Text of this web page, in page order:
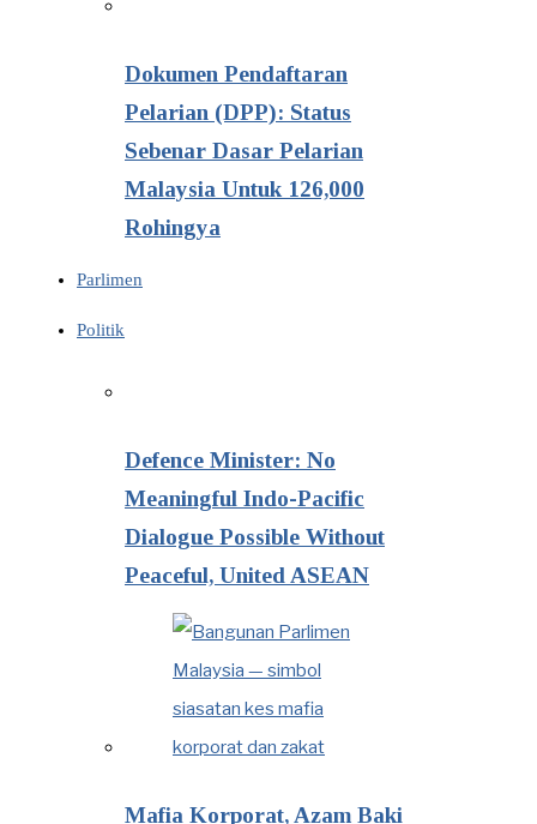
Dokumen Pendaftaran
Pelarian (DPP): Status
Sebenar Dasar Pelarian
Malaysia Untuk 126,000
Rohingya
Parlimen
Politik
Defence Minister: No
Meaningful Indo-Pacific
Dialogue Possible Without
Peaceful, United ASEAN
Mafia Korporat, Azam Baki